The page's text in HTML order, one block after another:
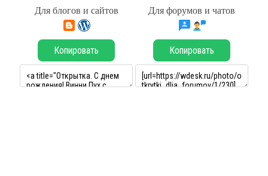
Для блогов и сайтов Для форумов и чатов
Копировать Копировать